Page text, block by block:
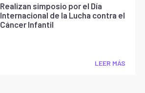
Realizan simposio por el Día
Internacional de la Lucha contra el
Cáncer Infantil
LEER MÁS